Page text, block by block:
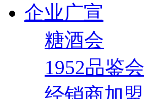
企业广宣
糖酒会
1952品鉴会